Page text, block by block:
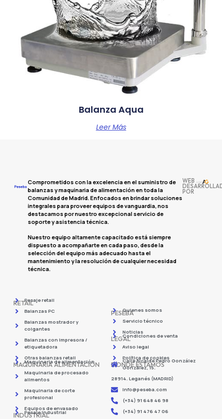
Balanza Aqua
Leer Más
Comprometidos con la excelencia en el suministro de
balanzas y maquinaria de alimentación en toda la
Comunidad de Madrid. Enfocados en brindar soluciones
integrales para proveer equipos de vanguardia, nos
destacamos por nuestro excepcional servicio de
soporte y asistencia técnica.
Nuestro equipo altamente capacitado está siempre
dispuesto a acompañarte en cada paso, desde la
selección del equipo más adecuado hasta el
mantenimiento y la resolución de cualquier necesidad
técnica.
WEB
POR
RETAILPesaje retail
Balanzas PC
Balanzas mostrador y
colgantes
Balanzas con impresora /
etiquetadora
Otras balanzas retail
MAQUINARIA ALIMENTACIÓN
Maquinaria de alimentación
Maquinaria de procesado
alimentos
Maquinaria de corte
profesional
Equipos de envasado
INDUSTRIAL
Pesaje industrial
PESEBAQuienes somos
Servicio técnico
Noticias
LEGALCondiciones de venta
Aviso legal
Política de cookies
DONDE ESTAMOS
Calle Alcalde Pedro González
González, 15.
28914. Leganés (MADRID)
info@peseba.com
(+34) 91 648 46 98
(+34) 91 476 47 06